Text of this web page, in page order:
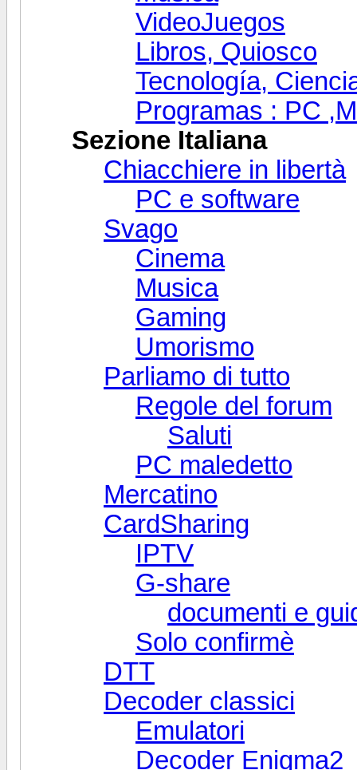
VideoJuegos
Libros, Quiosco
Tecnología,
Programas : PC
Sezione Italiana
Chiacchiere in libertà
PC e software
Svago
Cinema
Musica
Gaming
Umorismo
Parliamo di tutto
Regole del forum
Saluti
PC maledetto
Mercatino
CardSharing
IPTV
G-share
documenti e
Solo confirmè
DTT
Decoder classici
Emulatori
Decoder Enigma2